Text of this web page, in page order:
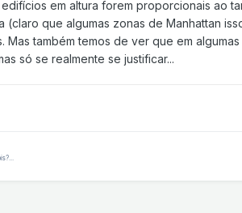
em altura forem proporcionais ao
(claro que algumas zonas de Manhattan
Mas também temos de ver que em
só se realmente se justificar...